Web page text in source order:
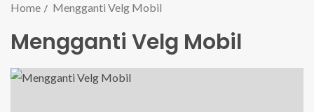
Home Mengganti Velg Mobil
Mengganti Velg Mobil